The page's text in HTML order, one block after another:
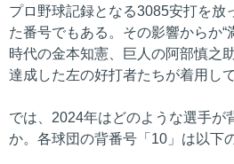
プロ野球記録となる3085安打を放
た番号でもある。その影響からか“
時代の金本知憲、巨人の阿部慎之
達成した左の好打者たちが着用して
では、2024年はどのような選手が
か。各球団の背番号「10」は以下